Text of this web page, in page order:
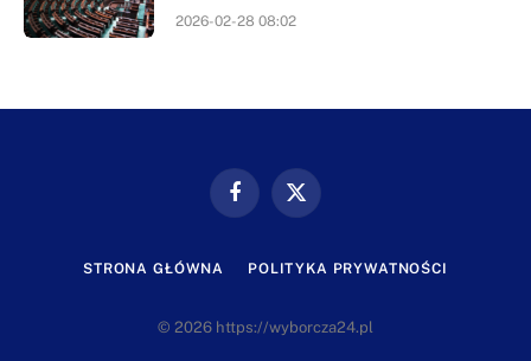
2026-02-28 08:02
FacebookX
STRONA GŁÓWNA POLITYKA PRYWATNOŚCI
© 2026 https://wyborcza24.pl